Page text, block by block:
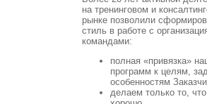
на тренинговом и
рынке позволили
стиль в работе с
командами:
полная «привязка»
программ к целям,
особенностям
делаем только то,